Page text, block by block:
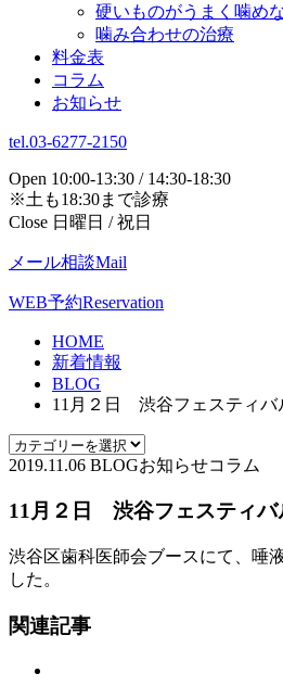
硬いものがうまく噛め
噛み合わせの治療
料金表
コラム
お知らせ
tel.03-6277-2150
Open 10:00-13:30 / 14:30-18:30
※土も18:30まで診療
Close 日曜日 / 祝日
メール相談Mail
WEB予約Reservation
HOME
新着情報
BLOG
11月２日 渋谷フェスティバ
2019.11.06 BLOGお知らせコラム
11月２日 渋谷フェスティバ
渋谷区歯科医師会ブースにて、唾
した。
関連記事